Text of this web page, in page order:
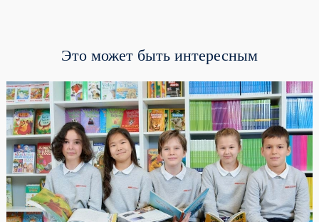
Это может быть интересным